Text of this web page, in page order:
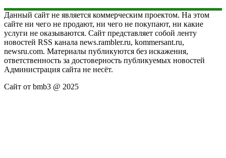
Данный сайт не является коммерческим проектом. На этом
сайте ни чего не продают, ни чего не покупают, ни какие
услуги не оказываются. Сайт представляет собой ленту
новостей RSS канала news.rambler.ru, kommersant.ru,
newsru.com. Материалы публикуются без искажения,
ответственность за достоверность публикуемых новостей
Администрация сайта не несёт.
Сайт от bmb3 @ 2025